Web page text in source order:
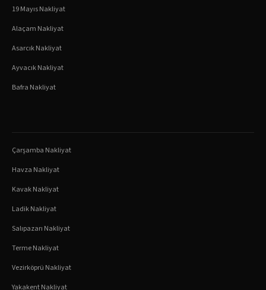
19 MayısNakliyat
Alaçam Nakliyat
AsarcıkNakliyat
AyvacıkNakliyat
Bafra Nakliyat
Çarşamba Nakliyat
Havza Nakliyat
KavakNakliyat
LadikNakliyat
Salıpazarı Nakliyat
TermeNakliyat
Vezirköprü Nakliyat
YakakentNakliyat